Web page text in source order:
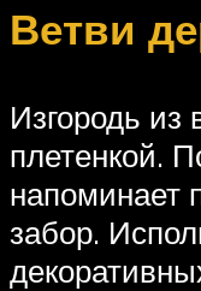
Ветви
Изгородь из
плетенкой.
напоминает
забор.